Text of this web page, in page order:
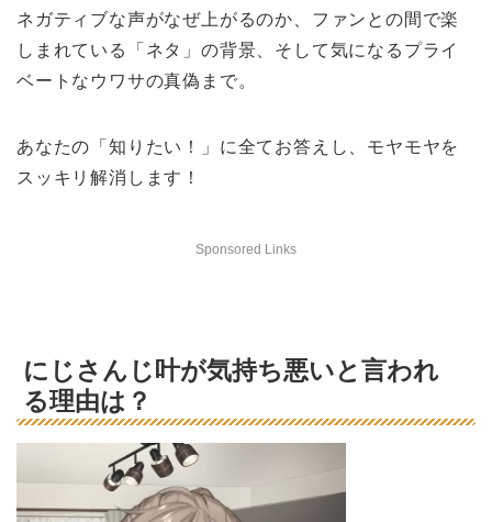
ネガティブな声がなぜ上がるのか、ファンとの間で楽
しまれている「ネタ」の背景、そして気になるプライ
ベートなウワサの真偽まで。
あなたの「知りたい！」に全てお答えし、モヤモヤを
スッキリ解消します！
Sponsored Links
にじさんじ叶が気持ち悪いと言われ
る理由は？